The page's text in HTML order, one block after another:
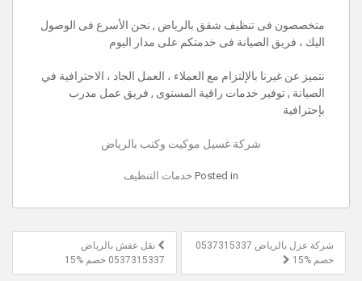
متخصصون فى تنظيف شقق بالرياض , نحن الأسرع فى الوصول
اليك ، فريق الصيانة فى خدمتكم على مدار اليوم
نتميز عن غيرنا بالإلتزام مع العملاء ، العمل الجاد ، الاحترافية في
الصيانة , توفير خدمات راقية المستوى , فريق عمل مدرب
بإحترافية
شركة غسيل موكيت وكنب بالرياض
Posted in خدمات التنظيف
تصفّح
المقالات
نقل عفش بالرياض
0537315337 خصم %15
شركة عزل بالرياض 0537315337
خصم %15